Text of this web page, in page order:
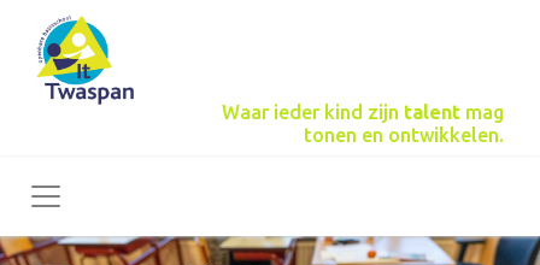
Waar ieder kind zijn talent mag
tonen en ontwikkelen.
Toggle navigation